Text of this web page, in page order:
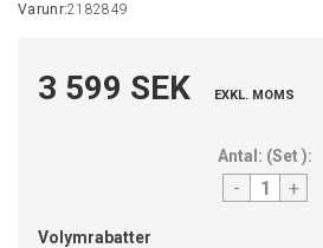
Varunr:2182849
3 599 SEK EXKL. MOMS
Antal: (Set):
- +
Volymrabatter